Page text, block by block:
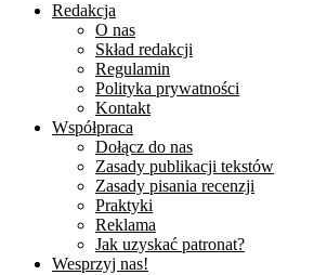
Redakcja
O nas
Skład redakcji
Regulamin
Polityka prywatności
Kontakt
Współpraca
Dołącz do nas
Zasady publikacji tekstów
Zasady pisania recenzji
Praktyki
Reklama
Jak uzyskać patronat?
Wesprzyj nas!